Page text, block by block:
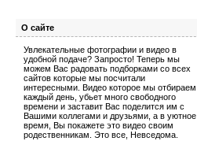
О сайте
Увлекательные фотографии и видео в
удобной подаче? Запросто! Теперь мы
можем Вас радовать подборками со всех
сайтов которые мы посчитали
интересными. Видео которое мы отбираем
каждый день, убьет много свободного
времени и заставит Вас поделится им с
Вашими коллегами и друзьями, а в уютное
время, Вы покажете это видео своим
родественникам. Это все, Невседома.